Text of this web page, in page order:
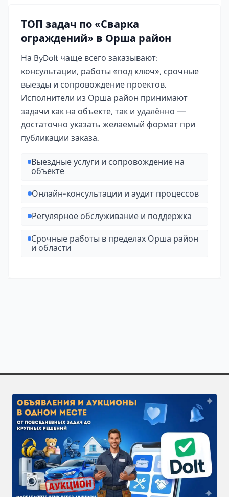
ТОП задач по «Сварка
ограждений» в Орша район
На ByDoIt чаще всего заказывают:
консультации, работы «под ключ», срочные
выезды и сопровождение проектов.
Исполнители из Орша район принимают
задачи как на объекте, так и удалённо —
достаточно указать желаемый формат при
публикации заказа.
Выездные услуги и сопровождение на
объекте
Онлайн-консультации и аудит процессов
Регулярное обслуживание и поддержка
Срочные работы в пределах Орша район
и области